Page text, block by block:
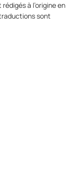
à l’origine en
sont